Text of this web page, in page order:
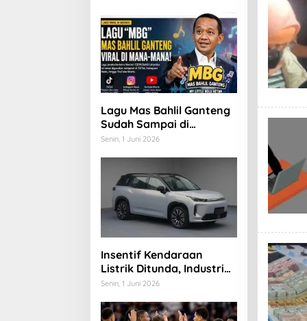
Lagu Mas Bahlil Ganteng
Sudah Sampai di
Halaman Rumah Jokowi
Senin, 1 Juni 2026
Insentif Kendaraan
Listrik Ditunda, Industri
Otomotif Mulai Khawatir
Senin, 1 Juni 2026